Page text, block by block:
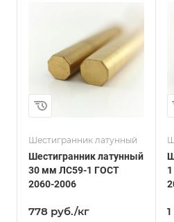
Шестигранник латунный
Шестигранник латунный
30 мм ЛС59-1 ГОСТ
2060-2006
778 руб./кг
ГОСТ, ТУ
ГОСТ 2060-2006
Маркировка
ДШГПП